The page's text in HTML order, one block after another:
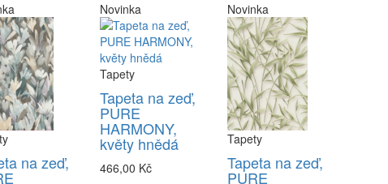
na zeď,
Novinka
Tapety
Tapeta na zeď,
PURE
HARMONY,
květy hnědá
466,00 Kč
Novinka
Tapety
Tapeta na zeď,
PURE